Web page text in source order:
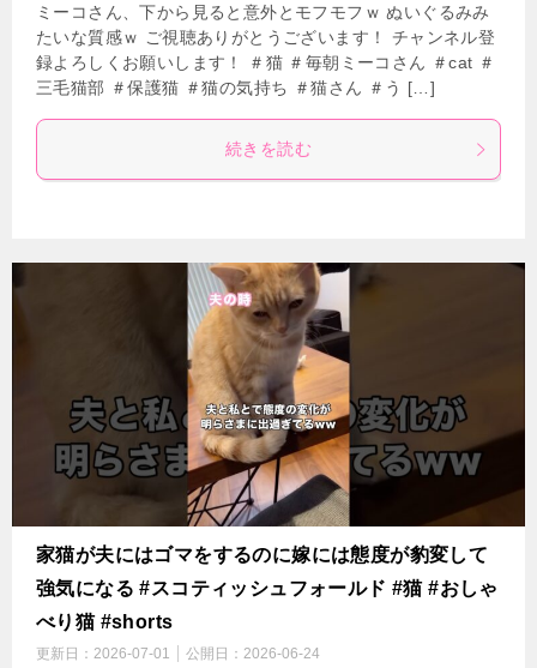
ミーコさん、下から見ると意外とモフモフｗ ぬいぐるみみ
たいな質感ｗ ご視聴ありがとうございます！ チャンネル登
録よろしくお願いします！ ＃猫 ＃毎朝ミーコさん ＃cat ＃
三毛猫部 ＃保護猫 ＃猫の気持ち ＃猫さん ＃う […]
続きを読む
家猫が夫にはゴマをするのに嫁には態度が豹変して
強気になる #スコティッシュフォールド #猫 #おしゃ
べり猫 #shorts
更新日： 2026-07-01 公開日： 2026-06-24